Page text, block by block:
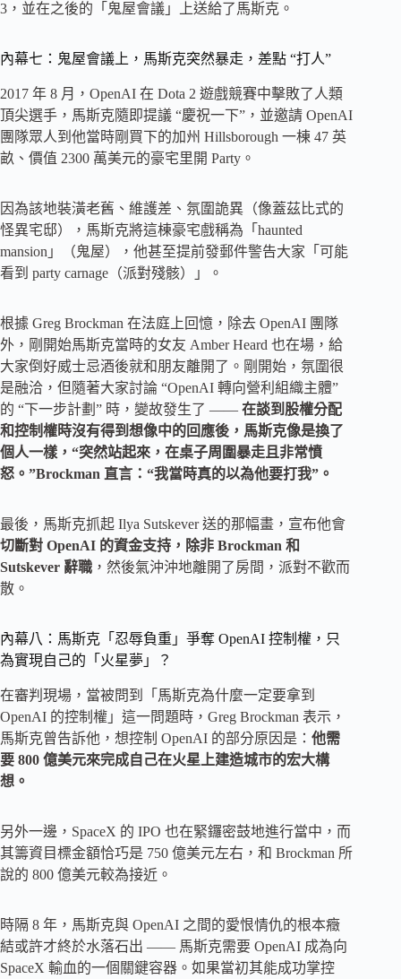
3，並在之後的「鬼屋會議」上送給了馬斯克。
內幕七：鬼屋會議上，馬斯克突然暴走，差點 “打人”
2017 年 8 月，OpenAI 在 Dota 2 遊戲競賽中擊敗了人類
頂尖選手，馬斯克隨即提議 “慶祝一下”，並邀請 OpenAI
團隊眾人到他當時剛買下的加州 Hillsborough 一棟 47 英
畝、價值 2300 萬美元的豪宅里開 Party。
因為該地裝潢老舊、維護差、氛圍詭異（像蓋茲比式的
怪異宅邸），馬斯克將這棟豪宅戲稱為「haunted
mansion」（鬼屋），他甚至提前發郵件警告大家「可能
看到 party carnage（派對殘骸）」。
根據 Greg Brockman 在法庭上回憶，除去 OpenAI 團隊
外，剛開始馬斯克當時的女友 Amber Heard 也在場，給
大家倒好威士忌酒後就和朋友離開了。剛開始，氛圍很
是融洽，但隨著大家討論 “OpenAI 轉向營利組織主體”
的 “下一步計劃” 時，變故發生了 —— 在談到股權分配
和控制權時沒有得到想像中的回應後，馬斯克像是換了
個人一樣，“突然站起來，在桌子周圍暴走且非常憤
怒。”Brockman 直言：“我當時真的以為他要打我”。
最後，馬斯克抓起 Ilya Sutskever 送的那幅畫，宣布他會
切斷對 OpenAI 的資金支持，除非 Brockman 和
Sutskever 辭職 ，然後氣沖沖地離開了房間，派對不歡而
散。
內幕八：馬斯克「忍辱負重」爭奪 OpenAI 控制權，只
為實現自己的「火星夢」？
在審判現場，當被問到「馬斯克為什麼一定要拿到
OpenAI 的控制權」這一問題時，Greg Brockman 表示，
馬斯克曾告訴他，想控制 OpenAI 的部分原因是： 他需
要 800 億美元來完成自己在火星上建造城市的宏大構
想。
另外一邊，SpaceX 的 IPO 也在緊鑼密鼓地進行當中，而
其籌資目標金額恰巧是 750 億美元左右，和 Brockman 所
說的 800 億美元較為接近。
時隔 8 年，馬斯克與 OpenAI 之間的愛恨情仇的根本癥
結或許才終於水落石出 —— 馬斯克需要 OpenAI 成為向
SpaceX 輸血的一個關鍵容器。如果當初其能成功掌控